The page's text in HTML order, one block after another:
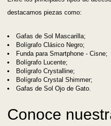
destacamos piezas como:
Gafas de Sol Mascarilla;
Bolígrafo Clásico Negro;
Funda para Smartphone - Cisne;
Bolígrafo Lucente;
Bolígrafo Crystalline;
Bolígrafo Crystal Shimmer;
Gafas de Sol Ojo de Gato.
Conoce